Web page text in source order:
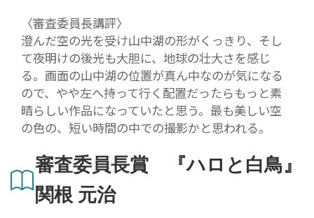
〈審査委員長講評〉
澄んだ空の光を受け山中湖の形がくっきり、そし
て夜明けの後光も大胆に、地球の壮大さを感じ
る。画面の山中湖の位置が真ん中なのが気になる
ので、やや左へ持って行く配置だったらもっと素
晴らしい作品になっていたと思う。最も美しい空
の色の、短い時間の中での撮影かと思われる。
審査委員長賞 『ハロと白鳥』
関根 元治